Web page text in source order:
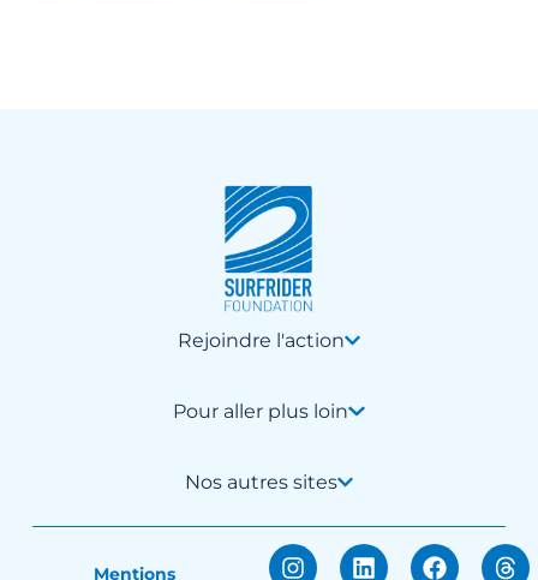
Rejoindre l'action
Pour aller plus loin
Nos autres sites
Mentions